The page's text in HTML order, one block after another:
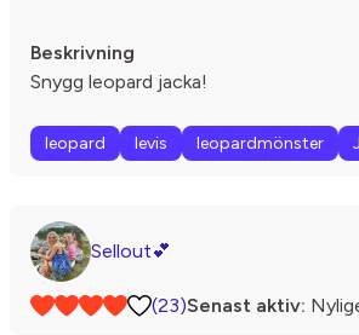
Beskrivning
Snygg leopard jacka!
leopard levis leopardmönster
Sellout💕
(23)Senast aktiv: